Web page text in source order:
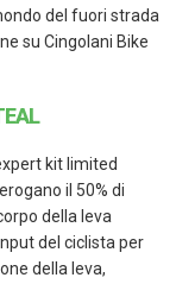
del fuori strada
su Cingolani Bike
kit limited
il 50% di
della leva
del ciclista per
della leva,